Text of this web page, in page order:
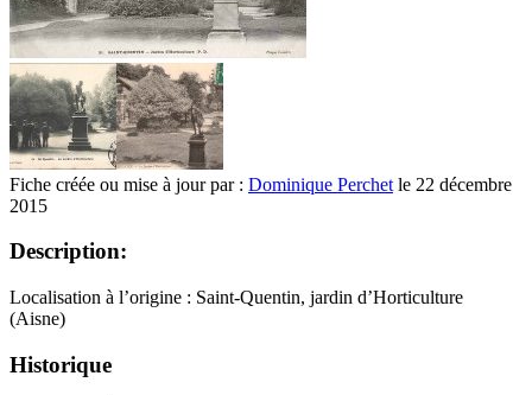
Fiche créée ou mise à jour par : Dominique Perchet le 22 décembre
2015
Description:
Localisation à l’origine : Saint-Quentin, jardin d’Horticulture
(Aisne)
Historique